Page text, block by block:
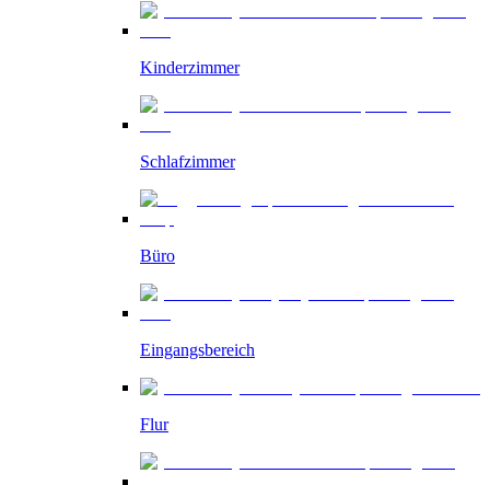
Kinderzimmer
Schlafzimmer
Büro
Eingangsbereich
Flur